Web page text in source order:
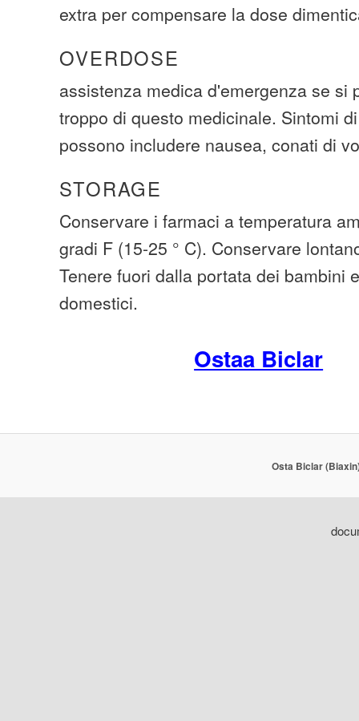
extra per compensare la dose
OVERDOSE
assistenza medica d'emergenza se si
troppo di questo medicinale. Sintomi
possono includere nausea, conati di
STORAGE
Conservare i farmaci a temperatura
gradi F (15-25 ° C). Conservare
Tenere fuori dalla portata dei bambini
domestici.
Ostaa Biclar
Osta Biclar